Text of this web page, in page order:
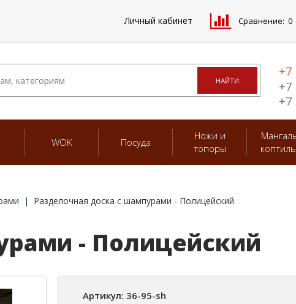
+7
+7
+7
WOK Посуда
Ножи и
топоры
Разделочная доска с шампурами - Полицейский
- Полицейский
Артикул: 36-95-sh
Личный кабинет Сравнение: 0